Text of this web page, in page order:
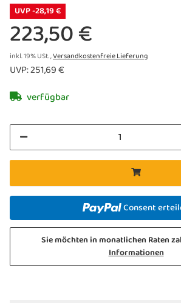
UVP -28,19 €
223,50 €
inkl. 19% USt. ,Versandkostenfreie Lieferung
UVP:251,69 €
verfügbar
Consent
Sie möchten in monatlichen Raten
Informationen